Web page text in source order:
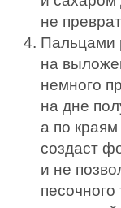
не
Пальцами
на
немного
на дне
а по
создаст
и не